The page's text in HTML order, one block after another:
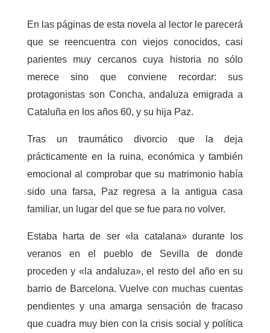
En las páginas de esta novela al lector le parecerá
que se reencuentra con viejos conocidos, casi
parientes muy cercanos cuya historia no sólo
merece sino que conviene recordar: sus
protagonistas son Concha, andaluza emigrada a
Cataluña en los años 60, y su hija Paz.
Tras un traumático divorcio que la deja
prácticamente en la ruina, económica y también
emocional al comprobar que su matrimonio había
sido una farsa, Paz regresa a la antigua casa
familiar, un lugar del que se fue para no volver.
Estaba harta de ser «la catalana» durante los
veranos en el pueblo de Sevilla de donde
proceden y «la andaluza», el resto del año en su
barrio de Barcelona. Vuelve con muchas cuentas
pendientes y una amarga sensación de fracaso
que cuadra muy bien con la crisis social y política